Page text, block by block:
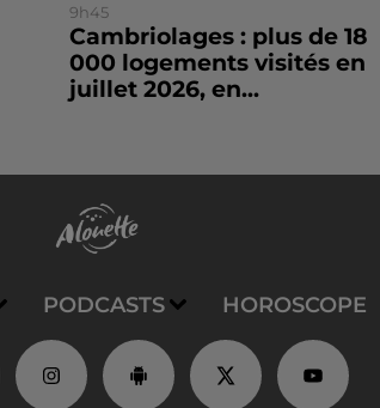
9h45
Cambriolages : plus de 18
000 logements visités en
juillet 2026, en...
PODCASTS HOROSCOPE